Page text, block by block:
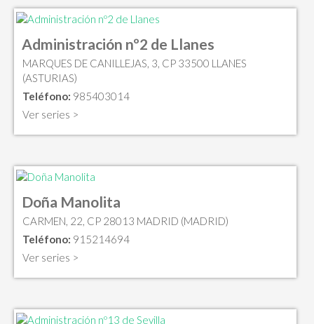
Administración nº2 de Llanes
MARQUES DE CANILLEJAS, 3, CP 33500 LLANES
(ASTURIAS)
Teléfono: 985403014
Ver series >
Doña Manolita
CARMEN, 22, CP 28013 MADRID (MADRID)
Teléfono: 915214694
Ver series >